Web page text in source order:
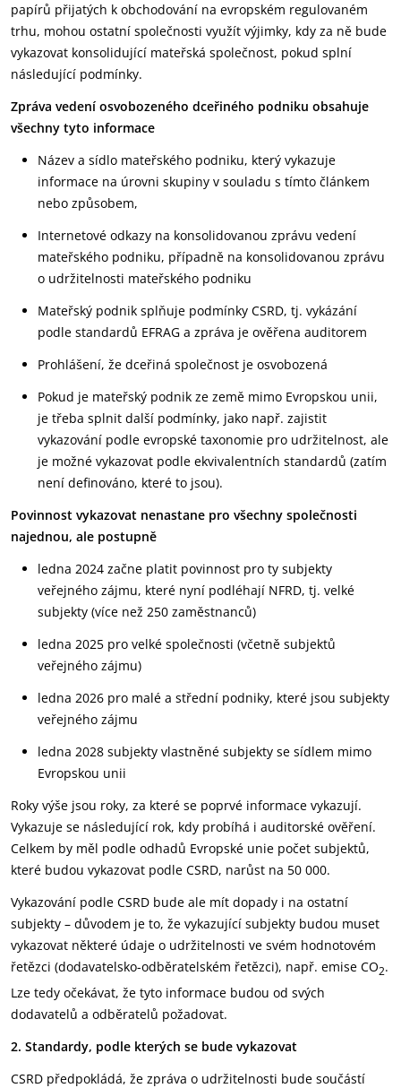
papírů přijatých k obchodování na evropském regulovaném
trhu, mohou ostatní společnosti využít výjimky, kdy za ně bude
vykazovat konsolidující mateřská společnost, pokud splní
následující podmínky.
Zpráva vedení osvobozeného dceřiného podniku obsahuje
všechny tyto informace
Název a sídlo mateřského podniku, který vykazuje
informace na úrovni skupiny v souladu s tímto článkem
nebo způsobem,
Internetové odkazy na konsolidovanou zprávu vedení
mateřského podniku, případně na konsolidovanou zprávu
o udržitelnosti mateřského podniku
Mateřský podnik splňuje podmínky CSRD, tj. vykázání
podle standardů EFRAG a zpráva je ověřena auditorem
Prohlášení, že dceřiná společnost je osvobozená
Pokud je mateřský podnik ze země mimo Evropskou unii,
je třeba splnit další podmínky, jako např. zajistit
vykazování podle evropské taxonomie pro udržitelnost, ale
je možné vykazovat podle ekvivalentních standardů (zatím
není definováno, které to jsou).
Povinnost vykazovat nenastane pro všechny společnosti
najednou, ale postupně
ledna 2024 začne platit povinnost pro ty subjekty
veřejného zájmu, které nyní podléhají NFRD, tj. velké
subjekty (více než 250 zaměstnanců)
ledna 2025 pro velké společnosti (včetně subjektů
veřejného zájmu)
ledna 2026 pro malé a střední podniky, které jsou subjekty
veřejného zájmu
ledna 2028 subjekty vlastněné subjekty se sídlem mimo
Evropskou unii
Roky výše jsou roky, za které se poprvé informace vykazují.
Vykazuje se následující rok, kdy probíhá i auditorské ověření.
Celkem by měl podle odhadů Evropské unie počet subjektů,
které budou vykazovat podle CSRD, narůst na 50 000.
Vykazování podle CSRD bude ale mít dopady i na ostatní
subjekty – důvodem je to, že vykazující subjekty budou muset
vykazovat některé údaje o udržitelnosti ve svém hodnotovém
řetězci (dodavatelsko-odběratelském řetězci), např. emise CO2.
Lze tedy očekávat, že tyto informace budou od svých
dodavatelů a odběratelů požadovat.
2. Standardy, podle kterých se bude vykazovat
CSRD předpokládá, že zpráva o udržitelnosti bude součástí